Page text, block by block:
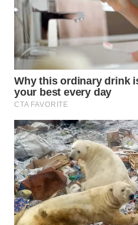
WN
DEPOK
WN
TAPANULI
UTARA
WN
SAMOSIR
WN
PADANG
LAWAS